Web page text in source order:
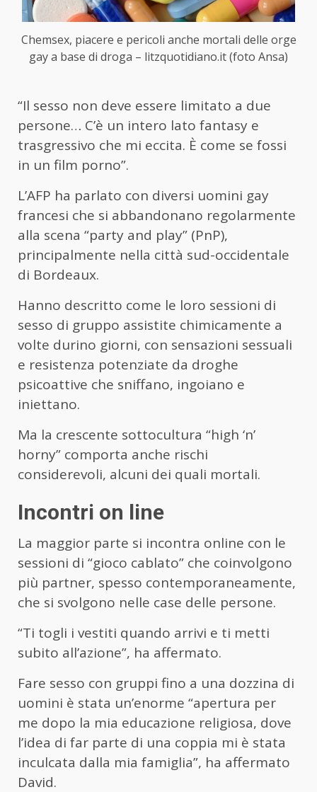
Chemsex, piacere e pericoli anche mortali delle orge
gay a base di droga – litzquotidiano.it (foto Ansa)
“Il sesso non deve essere limitato a due
persone… C’è un intero lato fantasy e
trasgressivo che mi eccita. È come se fossi
in un film porno”.
L’AFP ha parlato con diversi uomini gay
francesi che si abbandonano regolarmente
alla scena “party and play” (PnP),
principalmente nella città sud-occidentale
di Bordeaux.
Hanno descritto come le loro sessioni di
sesso di gruppo assistite chimicamente a
volte durino giorni, con sensazioni sessuali
e resistenza potenziate da droghe
psicoattive che sniffano, ingoiano e
iniettano.
Ma la crescente sottocultura “high ‘n’
horny” comporta anche rischi
considerevoli, alcuni dei quali mortali.
Incontri on line
La maggior parte si incontra online con le
sessioni di “gioco cablato” che coinvolgono
più partner, spesso contemporaneamente,
che si svolgono nelle case delle persone.
“Ti togli i vestiti quando arrivi e ti metti
subito all’azione”, ha affermato.
Fare sesso con gruppi fino a una dozzina di
uomini è stata un’enorme “apertura per
me dopo la mia educazione religiosa, dove
l’idea di far parte di una coppia mi è stata
inculcata dalla mia famiglia”, ha affermato
David.